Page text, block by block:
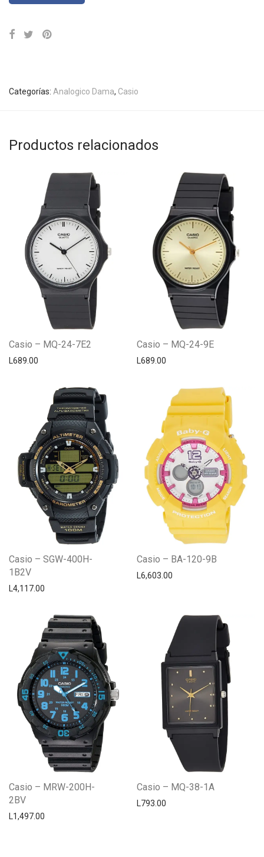
Categorías: Analogico Dama, Casio
Productos relacionados
Casio – MQ-24-7E2
L689.00
Casio – MQ-24-9E
L689.00
Casio – SGW-400H-
1B2V
L4,117.00
Casio – BA-120-9B
L6,603.00
Casio – MRW-200H-
2BV
L1,497.00
Casio – MQ-38-1A
L793.00